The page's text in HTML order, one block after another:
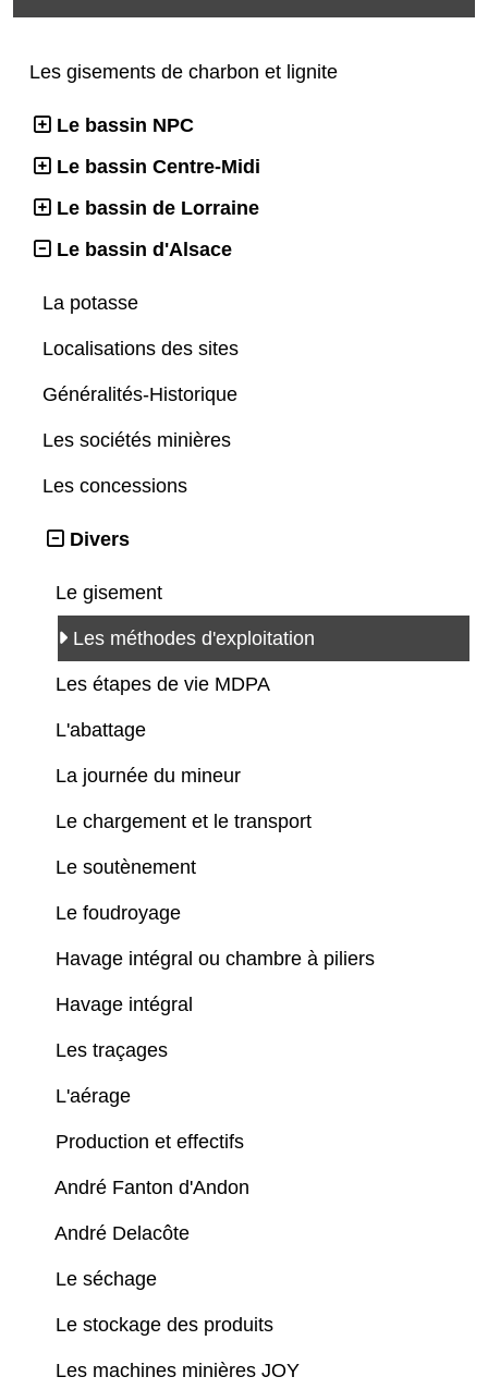
Les gisements de charbon et lignite
Le bassin NPC
Le bassin Centre-Midi
Le bassin de Lorraine
Le bassin d'Alsace
La potasse
Localisations des sites
Généralités-Historique
Les sociétés minières
Les concessions
Divers
Le gisement
Les méthodes d'exploitation
Les étapes de vie MDPA
L'abattage
La journée du mineur
Le chargement et le transport
Le soutènement
Le foudroyage
Havage intégral ou chambre à piliers
Havage intégral
Les traçages
L'aérage
Production et effectifs
André Fanton d'Andon
André Delacôte
Le séchage
Le stockage des produits
Les machines minières JOY